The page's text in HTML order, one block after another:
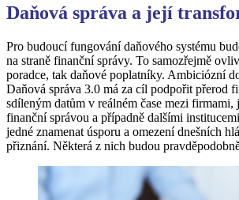
Daňová správa a její
Pro budoucí fungování daňového systému
na straně finanční správy. To samozřejmě
poradce, tak daňové poplatníky. Ambiciózní
Daňová správa 3.0 má za cíl podpořit přerod
sdíleným datům v reálném čase mezi firmami,
finanční správou a případně dalšími
jedné znamenat úsporu a omezení dnešních
přiznání. Některá z nich budou